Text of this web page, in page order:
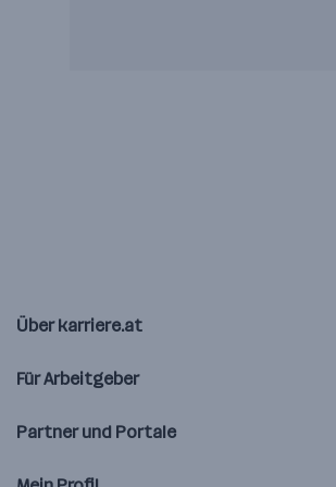
Über karriere.at
Für Arbeitgeber
Partner und Portale